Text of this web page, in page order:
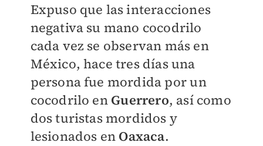
Expuso que las interacciones
negativa su mano cocodrilo
cada vez se observan más en
México, hace tres días una
persona fue mordida por un
cocodrilo en Guerrero, así como
dos turistas mordidos y
lesionados en Oaxaca.